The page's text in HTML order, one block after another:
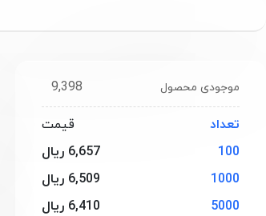
9,398 موجودی محصول
تعداد
قیمت
100
6,657 ریال
1000
6,509 ریال
5000
6,410 ریال